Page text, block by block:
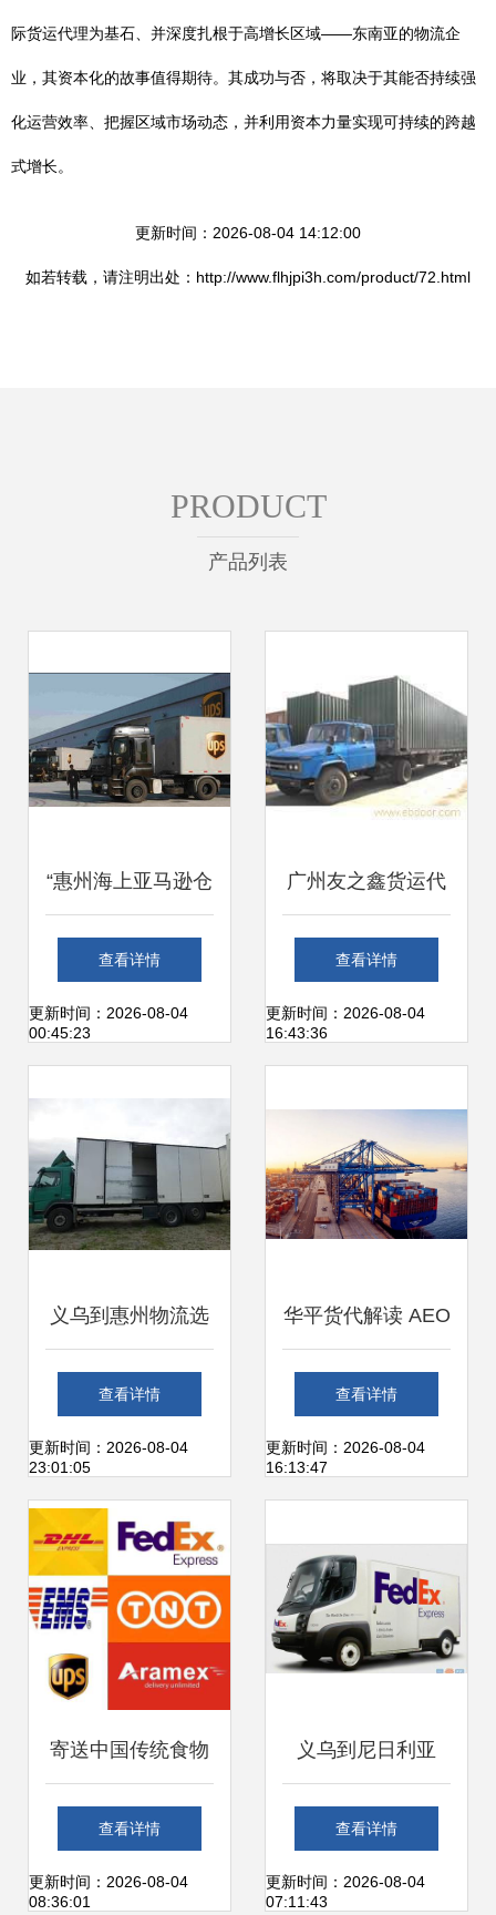
际货运代理为基石、并深度扎根于高增长区域——东南亚的物流企
业，其资本化的故事值得期待。其成功与否，将取决于其能否持续强
化运营效率、把握区域市场动态，并利用资本力量实现可持续的跨越
式增长。
更新时间：2026-08-04 14:12:00
如若转载，请注明出处：http://www.flhjpi3h.com/product/72.html
PRODUCT
产品列表
“惠州海上亚马逊仓
储无缝货代B/O类
规范成本查解 ”
查看详情
更新时间：2026-08-04
00:45:23
广州友之鑫货运代
理 专业宠物狗狗空
运托运服务详解
查看详情
更新时间：2026-08-04
16:43:36
义乌到惠州物流选
择全攻略 如何找到
靠谱的货运代理
查看详情
更新时间：2026-08-04
23:01:05
华平货代解读 AEO
国际互认如何改变
全球货运格局
查看详情
更新时间：2026-08-04
16:13:47
寄送中国传统食物
到美国的指南与物
流解答
查看详情
更新时间：2026-08-04
08:36:01
义乌到尼日利亚
FEDEX国际快递一
级代理 为何浙江金
查看详情
更新时间：2026-08-04
07:11:43